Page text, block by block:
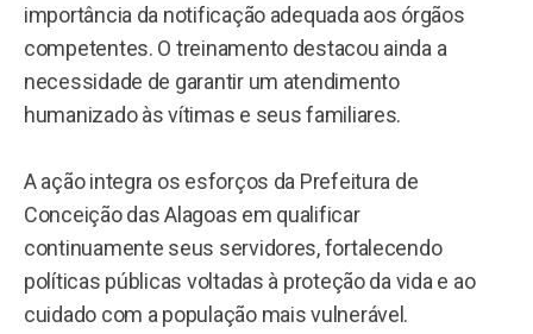
importância da notificação adequada aos órgãos
competentes. O treinamento destacou ainda a
necessidade de garantir um atendimento
humanizado às vítimas e seus familiares.
A ação integra os esforços da Prefeitura de
Conceição das Alagoas em qualificar
continuamente seus servidores, fortalecendo
políticas públicas voltadas à proteção da vida e ao
cuidado com a população mais vulnerável.